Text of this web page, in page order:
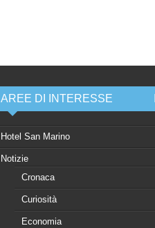
AREE DI INTERESSE
Hotel San Marino
Notizie
Cronaca
Curiosità
Economia